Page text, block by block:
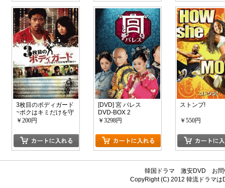
3枚目のボディガード
~ボクはキミだけを守
りぬく~
￥200円
[DVD] 宮 パレス
DVD-BOX 2
￥3298円
ストンプ!
￥550円
韓国ドラマ 激安DVD
お
CopyRight (C) 2012韓流ドラマは